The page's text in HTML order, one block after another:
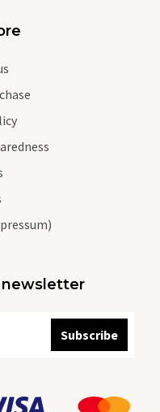
newsletter
Subscribe